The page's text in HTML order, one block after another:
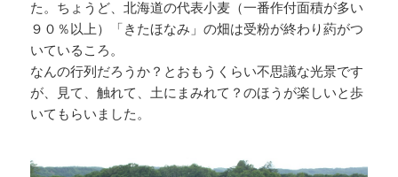
た。ちょうど、北海道の代表小麦（一番作付面積が多い
９０％以上）「きたほなみ」の畑は受粉が終わり葯がつ
いているころ。
なんの行列だろうか？とおもうくらい不思議な光景です
が、見て、触れて、土にまみれて？のほうが楽しいと歩
いてもらいました。